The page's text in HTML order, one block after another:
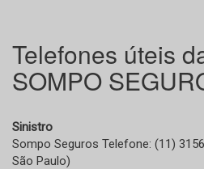
Telefones úteis
SOMPO
Sinistro
Sompo Seguros Telefone: (11)
São Paulo)